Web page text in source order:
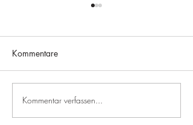
Social Media Detox:
Weniger Scrollen, mehr
Kommentare
Kommentar verfassen...